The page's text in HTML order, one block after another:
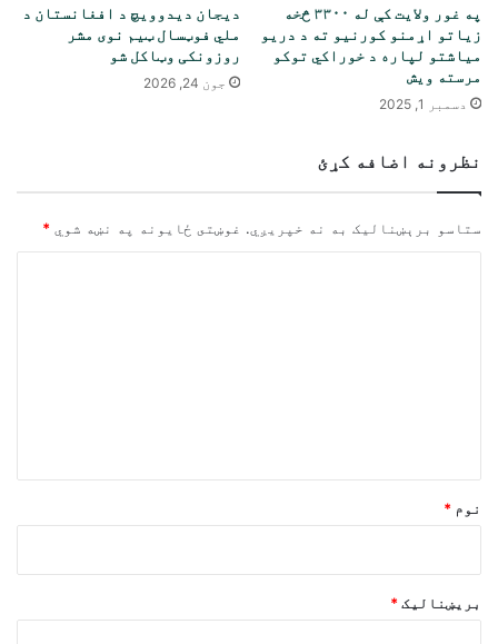
په غور ولایت کې له ۳۳۰۰ څخه
زیاتو اړمنو کورنیو ته د دریو
میاشتو لپاره د خوراکي توکو
مرسته ویش
دسمبر 1, 2025
دیجان دیدوویچ د افغانستان د
ملي فوټسال ټیم ​​نوی مشر
روزونکی وټاکل شو
جون 24, 2026
نظرونه اضافه کړئ
ستاسو برېښناليک به نه خپريږي. غوښتى ځایونه په نښه شوي *
نوم *
بریښنالیک *